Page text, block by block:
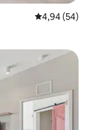
Prosječna
4,94 (54)